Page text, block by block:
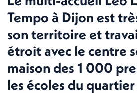
Tempo à Dijon est
son territoire et
étroit avec le centre
maison des 1 000
les écoles du quartier